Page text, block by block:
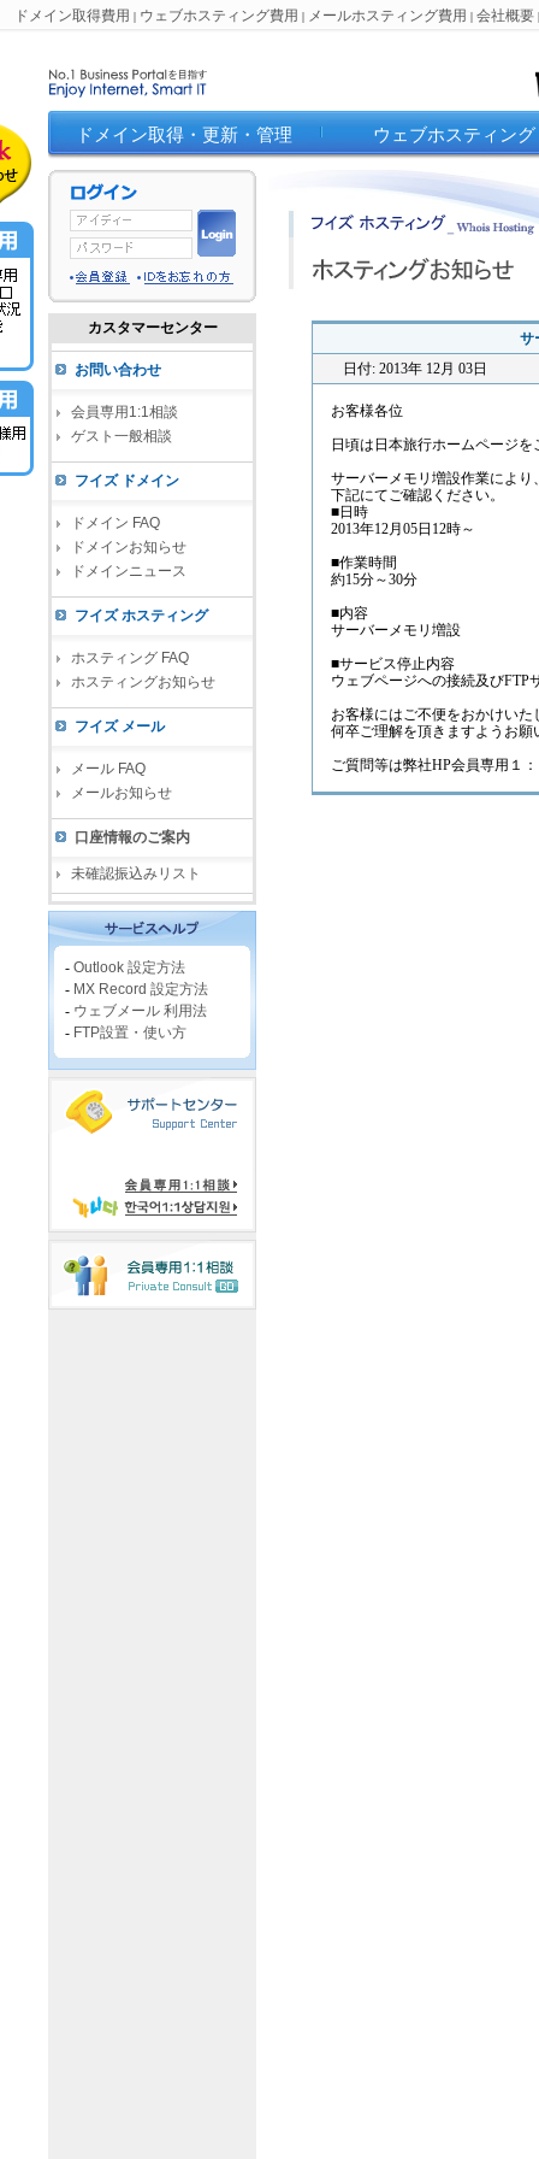
ドメイン取得費用 | ウェブホスティング費用 | メールホスティング費用 | 会社概要
ドメイン取得・更新・管理 ウェブホスティング
カスタマーセンター
お問い合わせ
会員専用1:1相談
ゲスト一般相談
フイズ ドメイン
ドメイン FAQ
ドメインお知らせ
ドメインニュース
フイズ ホスティング
ホスティング FAQ
ホスティングお知らせ
フイズ メール
メール FAQ
メールお知らせ
口座情報のご案内
未確認振込みリスト
- Outlook 設定方法
- MX Record 設定方法
- ウェブメール 利用法
- FTP設置・使い方
サ
日付: 2013年 12月 03日
お客様各位
日頃は日本旅行ホームページ
サーバーメモリ増設作業によ
下記にてご確認ください。
■日時
2013年12月05日12時～
■作業時間
約15分～30分
■内容
サーバーメモリ増設
■サービス停止内容
ウェブページへの接続及びFTP
お客様にはご不便をおかけい
何卒ご理解を頂きますようお願
ご質問等は弊社HP会員専用１